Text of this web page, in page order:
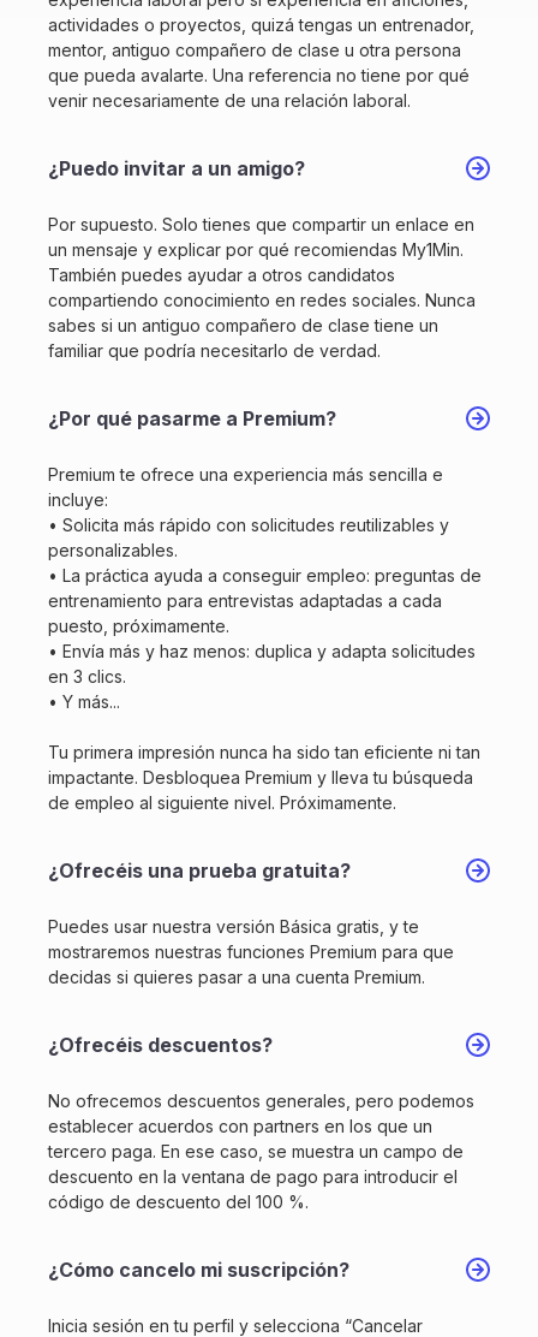
actividades o proyectos, quizá tengas un entrenador,
mentor, antiguo compañero de clase u otra persona
que pueda avalarte. Una referencia no tiene por qué
venir necesariamente de una relación laboral.
¿Puedo invitar a un amigo?
Por supuesto. Solo tienes que compartir un enlace en
un mensaje y explicar por qué recomiendas My1Min.
También puedes ayudar a otros candidatos
compartiendo conocimiento en redes sociales. Nunca
sabes si un antiguo compañero de clase tiene un
familiar que podría necesitarlo de verdad.
¿Por qué pasarme a Premium?
Premium te ofrece una experiencia más sencilla e
incluye:
• Solicita más rápido con solicitudes reutilizables y
personalizables.
• La práctica ayuda a conseguir empleo: preguntas de
entrenamiento para entrevistas adaptadas a cada
puesto, próximamente.
• Envía más y haz menos: duplica y adapta solicitudes
en 3 clics.
• Y más...
Tu primera impresión nunca ha sido tan eficiente ni tan
impactante. Desbloquea Premium y lleva tu búsqueda
de empleo al siguiente nivel. Próximamente.
¿Ofrecéis una prueba gratuita?
Puedes usar nuestra versión Básica gratis, y te
mostraremos nuestras funciones Premium para que
decidas si quieres pasar a una cuenta Premium.
¿Ofrecéis descuentos?
No ofrecemos descuentos generales, pero podemos
establecer acuerdos con partners en los que un
tercero paga. En ese caso, se muestra un campo de
descuento en la ventana de pago para introducir el
código de descuento del 100 %.
¿Cómo cancelo mi suscripción?
Inicia sesión en tu perfil y selecciona “Cancelar